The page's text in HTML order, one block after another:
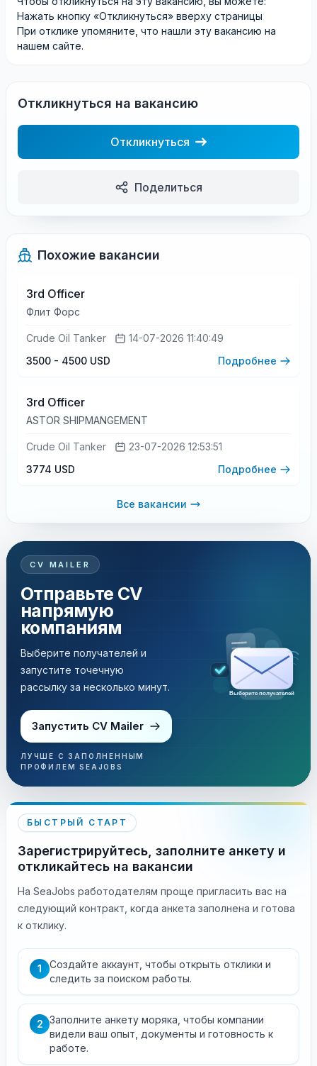
Нажать кнопку «Откликнуться» вверху страницы
При отклике упомяните, что нашли эту вакансию на
нашем сайте.
Откликнуться на вакансию
Откликнуться
Поделиться
Похожие вакансии
3rd Officer
Флит Форс
Crude Oil Tanker
14-07-2026 11:40:49
3500 - 4500 USD
Подробнее
3rd Officer
ASTOR SHIPMANGEMENT
Crude Oil Tanker
23-07-2026 12:53:51
3774 USD
Подробнее
Все вакансии
CV MAILER
Отправьте CV
напрямую
компаниям
Выберите получателей и
запустите точечную
рассылку за несколько минут.
Запустить CV Mailer
ЛУЧШЕ С ЗАПОЛНЕННЫМ
ПРОФИЛЕМ SEAJOBS
Выберите получателей
БЫСТРЫЙ СТАРТ
Зарегистрируйтесь, заполните анкету и
откликайтесь на вакансии
На SeaJobs работодателям проще пригласить вас на
следующий контракт, когда анкета заполнена и готова
к отклику.
1
Создайте аккаунт, чтобы открыть отклики и
следить за поиском работы.
2 Заполните анкету моряка, чтобы компании
видели ваш опыт, документы и готовность к
работе.